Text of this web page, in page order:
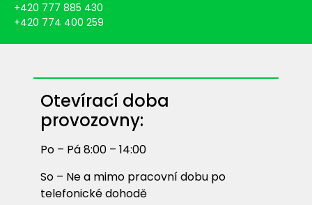
+420 777 885 430
+420 774 400 259
Otevírací doba
provozovny:
Po – Pá 8:00 – 14:00
So – Ne a mimo pracovní dobu po
telefonické dohodě